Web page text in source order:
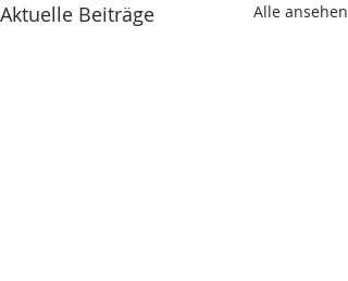
Aktuelle Beiträge Alle ansehen